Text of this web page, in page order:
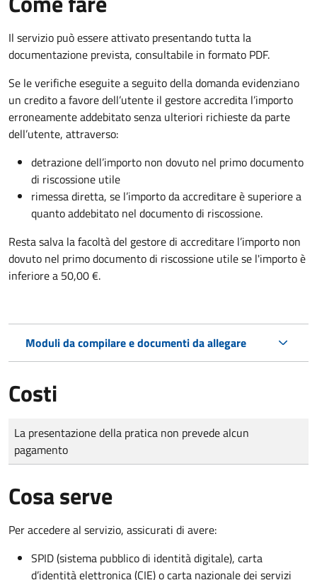
Il servizio può essere attivato presentando tutta la
documentazione prevista, consultabile in formato PDF.
Se le verifiche eseguite a seguito della domanda evidenziano
un credito a favore dell’utente il gestore accredita l’importo
erroneamente addebitato senza ulteriori richieste da parte
dell’utente, attraverso:
detrazione dell’importo non dovuto nel primo documento
di riscossione utile
rimessa diretta, se l’importo da accreditare è superiore a
quanto addebitato nel documento di riscossione.
Resta salva la facoltà del gestore di accreditare l’importo non
dovuto nel primo documento di riscossione utile se l'importo è
inferiore a 50,00 €.
Moduli da compilare e documenti da allegare
Costi
Tipo di pagamento
Importo
La presentazione della pratica non prevede alcun
pagamento
Cosa serve
Per accedere al servizio, assicurati di avere:
SPID (sistema pubblico di identità digitale), carta
d’identità elettronica (CIE) o carta nazionale dei servizi